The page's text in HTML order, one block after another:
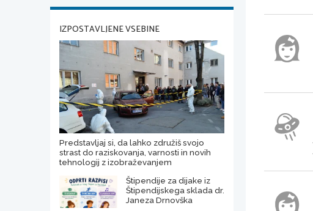
IZPOSTAVLJENE VSEBINE
Predstavljaj si, da lahko združiš svojo
strast do raziskovanja, varnosti in novih
tehnologij z izobraževanjem
Štipendije za dijake iz
Štipendijskega sklada dr.
Janeza Drnovška